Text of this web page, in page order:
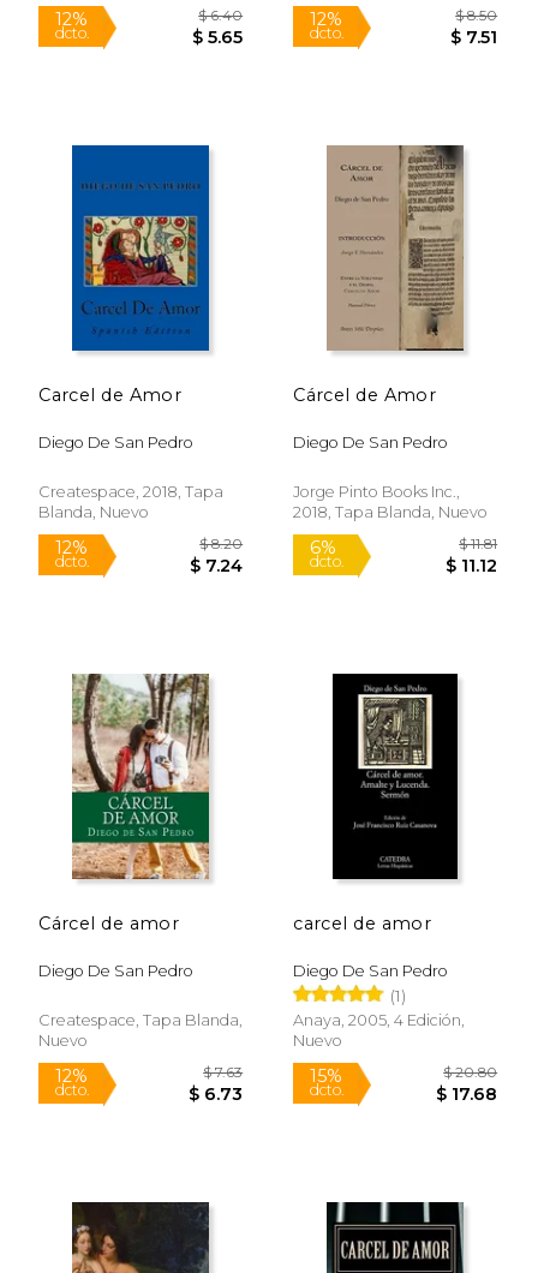
12%
dcto.
12%
dcto.
Carcel de Amor
Diego De San Pedro
Createspace, 2018, Tapa
Blanda, Nuevo
12%
Cárcel de Amor
Diego De San Pedro
Jorge Pinto Books Inc.,
2018, Tapa Blanda, Nuevo
6%
Cárcel de amor
Diego De San Pedro
Createspace, Tapa Blanda,
Nuevo
carcel de amor
Diego De San Pedro
(1)
Anaya, 2005, 4 Edición,
Nuevo